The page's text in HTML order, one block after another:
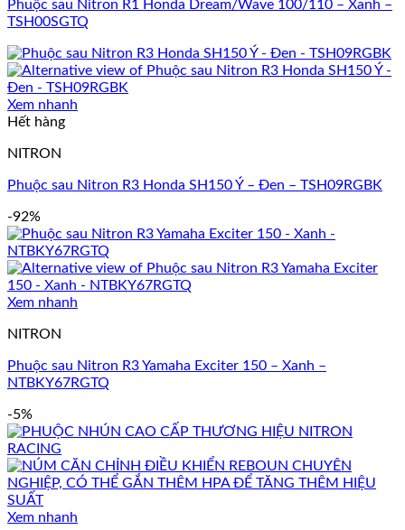
Phuộc sau Nitron R1 Honda Dream/Wave 100/110 – Xanh –
TSH00SGTQ
Xem nhanh
Hết hàng
NITRON
Phuộc sau Nitron R3 Honda SH150 Ý – Đen – TSH09RGBK
-92%
Xem nhanh
NITRON
Phuộc sau Nitron R3 Yamaha Exciter 150 – Xanh –
NTBKY67RGTQ
-5%
Xem nhanh